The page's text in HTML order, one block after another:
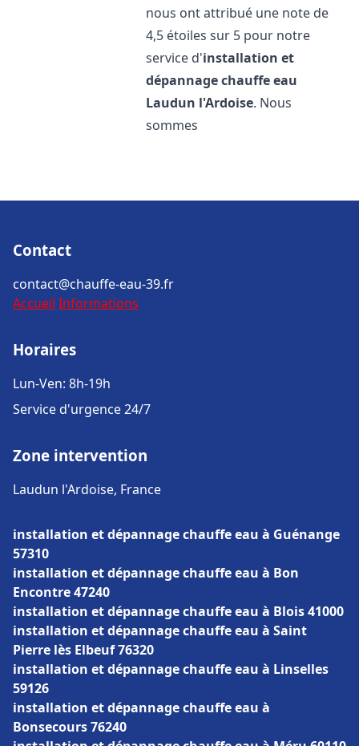
nous ont attribué une note de
4,5 étoiles sur 5 pour notre
service d'installation et
dépannage chauffe eau
Laudun l'Ardoise. Nous
sommes
Contact
contact@chauffe-eau-39.fr
Accueil Informations
Horaires
Lun-Ven: 8h-19h
Service d'urgence 24/7
Zone intervention
Laudun l'Ardoise, France
installation et dépannage chauffe eau à Guénange
57310
installation et dépannage chauffe eau à Bon
Encontre 47240
installation et dépannage chauffe eau à Blois 41000
installation et dépannage chauffe eau à Saint
Pierre lès Elbeuf 76320
installation et dépannage chauffe eau à Linselles
59126
installation et dépannage chauffe eau à
Bonsecours 76240